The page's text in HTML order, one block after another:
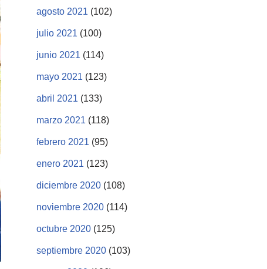
agosto 2021 (102)
julio 2021 (100)
junio 2021 (114)
mayo 2021 (123)
abril 2021 (133)
marzo 2021 (118)
febrero 2021 (95)
enero 2021 (123)
diciembre 2020 (108)
noviembre 2020 (114)
octubre 2020 (125)
septiembre 2020 (103)